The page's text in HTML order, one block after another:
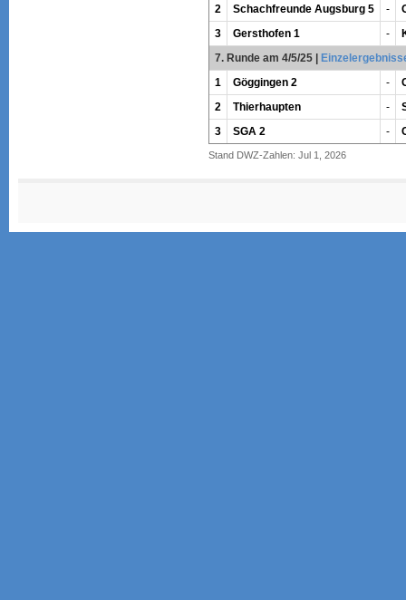
2
Schachfreunde Augsburg 5 -
3
Gersthofen 1 -
7. Runde am 4/5/25|
1
Göggingen 2 -
2
Thierhaupten -
3
SGA 2 -
Stand DWZ-Zahlen: Jul 1, 2026